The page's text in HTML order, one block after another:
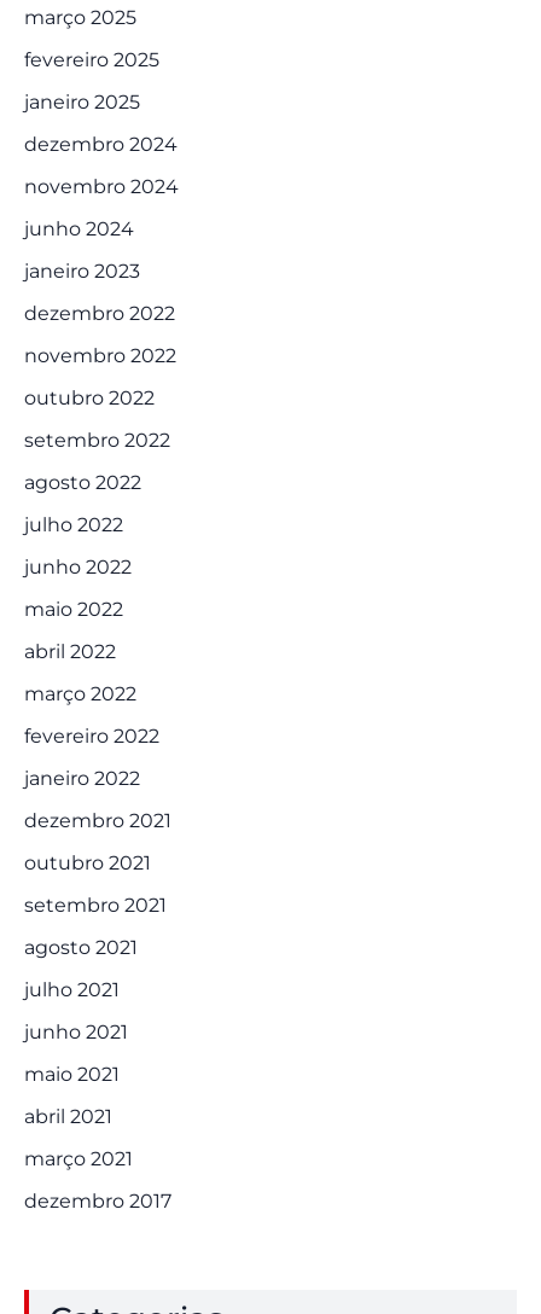
março 2025
fevereiro 2025
janeiro 2025
dezembro 2024
novembro 2024
junho 2024
janeiro 2023
dezembro 2022
novembro 2022
outubro 2022
setembro 2022
agosto 2022
julho 2022
junho 2022
maio 2022
abril 2022
março 2022
fevereiro 2022
janeiro 2022
dezembro 2021
outubro 2021
setembro 2021
agosto 2021
julho 2021
junho 2021
maio 2021
abril 2021
março 2021
dezembro 2017